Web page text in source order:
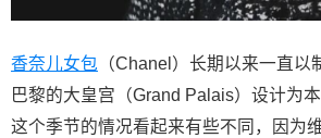
香奈儿女包 （Chanel）长期以来一直以
巴黎的大皇宫（Grand Palais）设计为
这个季节的情况看起来有些不同，因为